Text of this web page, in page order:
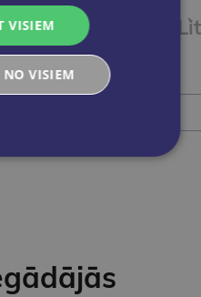
Let's play in English - Five-Card Stories (A2-B1)
VISIEM
NO VISIEM